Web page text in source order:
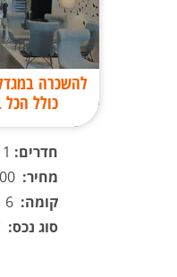
כולל
חדרים:
מחיר:
קומה:
סוג נכס: